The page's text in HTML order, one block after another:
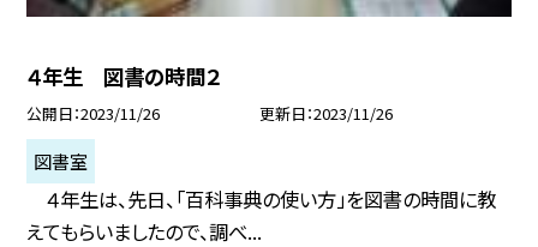
４年生 図書の時間２
公開日 2023/11/26 更新日 2023/11/26
図書室
４年生は、先日、「百科事典の使い方」を図書の時間に教
えてもらいましたので、調べ...